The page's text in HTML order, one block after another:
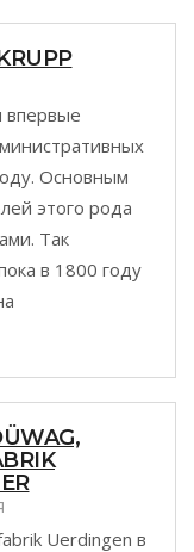
впервые
Основным
этого рода
Так
в 1800 году
Uerdingen в